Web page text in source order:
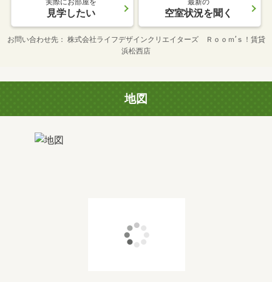
実際にお部屋を
見学したい
最新の
空室状況を聞く
お問い合わせ先
株式会社ライフデザインクリエイターズ Ｒｏｏｍ’ｓ！賃貸
浜松西店
地図